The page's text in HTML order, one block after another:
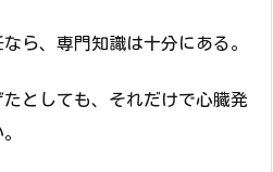
ら、専門知識は十分にある。
としても、それだけで心臓発